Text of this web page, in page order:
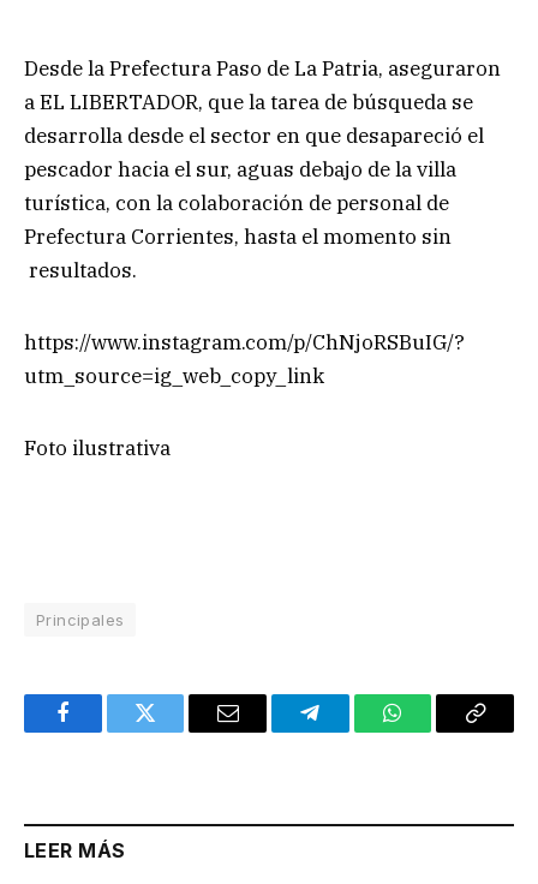
Desde la Prefectura Paso de La Patria, aseguraron
a EL LIBERTADOR, que la tarea de búsqueda se
desarrolla desde el sector en que desapareció el
pescador hacia el sur, aguas debajo de la villa
turística, con la colaboración de personal de
Prefectura Corrientes, hasta el momento sin
resultados.
https://www.instagram.com/p/ChNjoRSBuIG/?
utm_source=ig_web_copy_link
Foto ilustrativa
Principales
FacebookTwitter Email TelegramWhatsAppCopy
LEER MÁS